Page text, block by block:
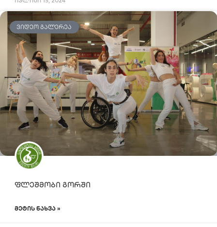
ᲕᲘᲓᲔᲝ ᲒᲐᲚᲔᲠᲔᲐ
ფლეშმობი გორში
ᲛᲔᲢᲘᲡ ᲜᲐᲮᲕᲐ »